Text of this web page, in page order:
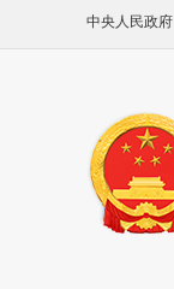
中央人民政府